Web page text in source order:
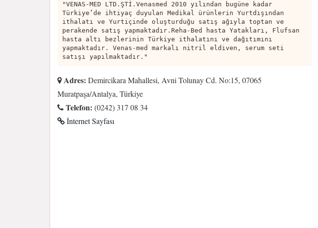
"VENAS-MED LTD.ŞTİ.Venasmed 2010 yılından bugüne kadar
Türkiye’de ihtiyaç duyulan Medikal ürünlerin Yurtdışından
ithalatı ve Yurtiçinde oluşturduğu satış ağıyla toptan ve
perakende satış yapmaktadır.Reha-Bed hasta Yatakları, Flufsan
hasta altı bezlerinin Türkiye ithalatını ve dağıtımını
yapmaktadır. Venas-med markalı nitril eldiven, serum seti
satışı yapılmaktadır."
Adres: Demircikara Mahallesi, Avni Tolunay Cd. No:15, 07065
Muratpaşa/Antalya, Türkiye
Telefon: (0242) 317 08 34
İnternet Sayfası